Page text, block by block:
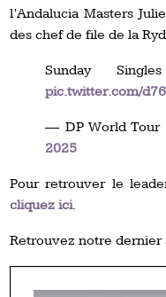
l’Andalucia Masters
des chef de file de la
Sunday
pic.twitter.com/
— DP World Tour
2025
Pour retrouver le
cliquez ici.
Retrouvez notre dernier